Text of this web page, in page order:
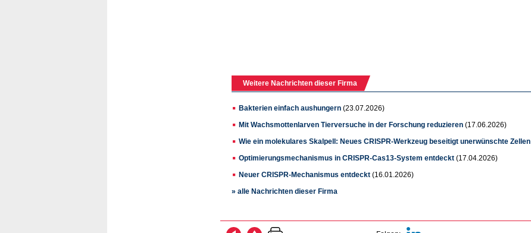
Weitere Nachrichten dieser Firma
Bakterien einfach aushungern (23.07.2026)
Mit Wachsmottenlarven Tierversuche in der Forschung reduzieren (17.06.2026)
Wie ein molekulares Skalpell: Neues CRISPR-Werkzeug beseitigt unerwünschte Zellen
Optimierungsmechanismus in CRISPR-Cas13-System entdeckt (17.04.2026)
Neuer CRISPR-Mechanismus entdeckt (16.01.2026)
» alle Nachrichten dieser Firma